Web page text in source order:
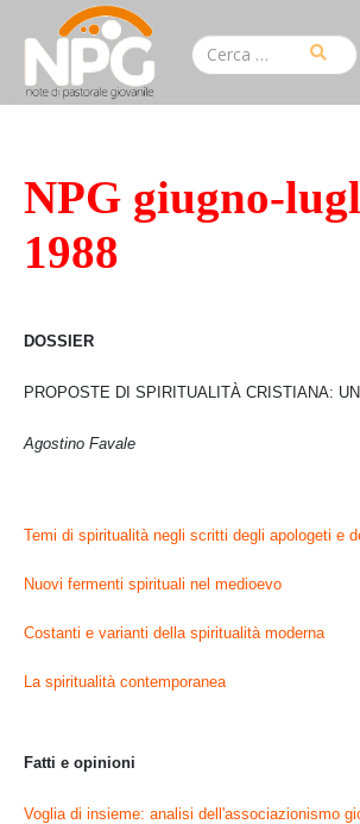
NPG giugno-
1988
DOSSIER
PROPOSTE DI SPIRITUALITÀ CRISTIANA:
Agostino Favale
Temi di spiritualità negli scritti degli apologeti e
Nuovi fermenti spirituali nel medioevo
Costanti e varianti della spiritualità moderna
La spiritualità contemporanea
Fatti e opinioni
Voglia di insieme: analisi dell'associazionismo